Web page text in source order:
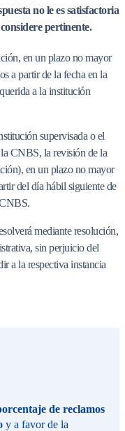
no le es satisfactoria
pertinente.
en un plazo no mayor
a partir de la fecha en la
a la institución
supervisada o el
CNBS, la revisión de la
en un plazo no mayor
del día hábil siguiente de
mediante resolución,
sin perjuicio del
a la respectiva instancia
de reclamos
y a favor de la